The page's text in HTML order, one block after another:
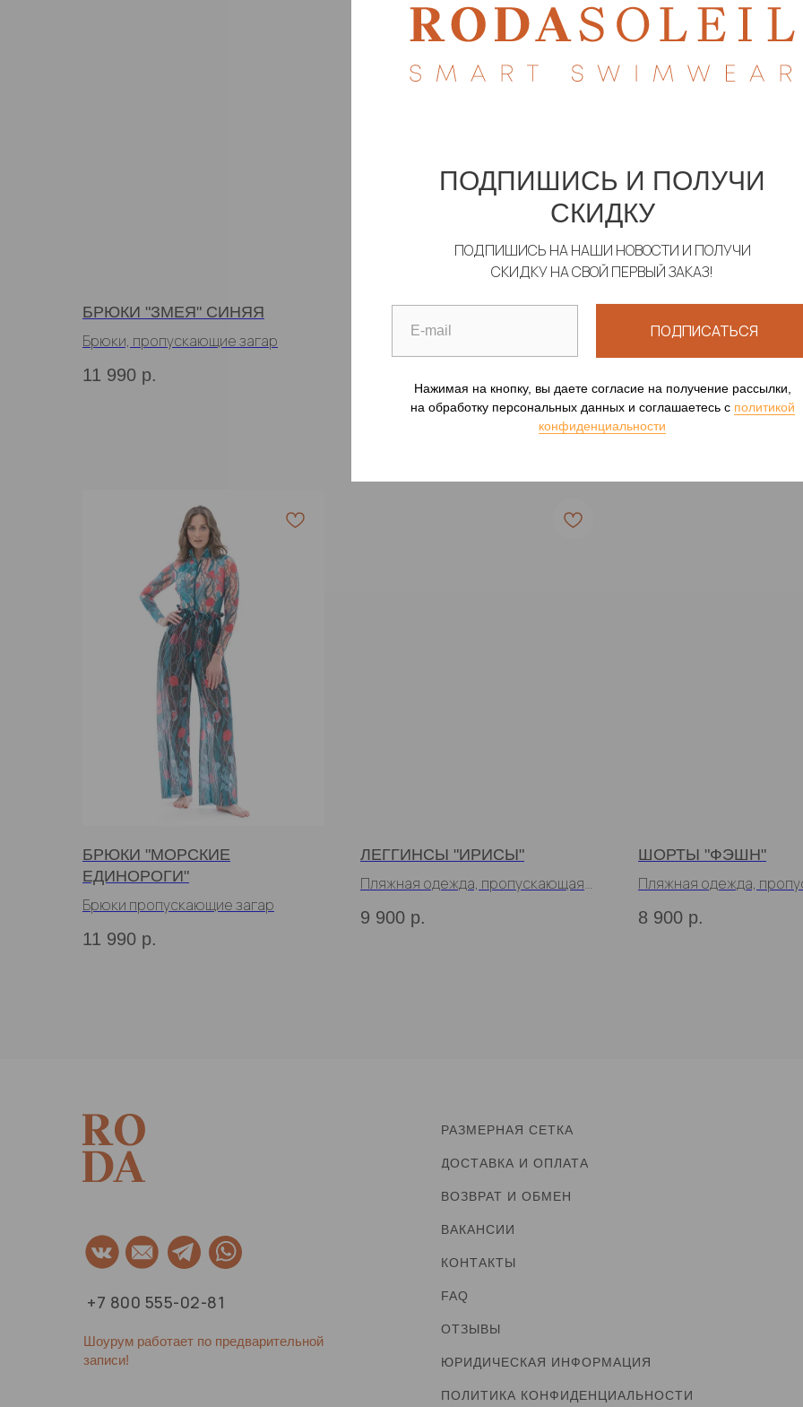
БРЮКИ "ЗМЕЯ" СИНЯЯ
Брюки, пропускающие загар
11 990 р.
Брюки, пропускающие загар
"ТУРЕЦКИЙ
Пляжная одежда,
загар
17 100 р.
БРЮКИ "МОРСКИЕ
ЕДИНОРОГИ"
Брюки пропускающие загар
11 990 р.
ЛЕГГИНСЫ "ИРИСЫ"
Пляжная одежда, пропускающая
9 900 р.
ШОРТЫ "ФЭШН"
Пляжная одежда,
8 900 р.
+7 800 555-02-81
ПОЛИТИКА КОНФИДЕНЦИАЛЬНОСТИ
ЮРИДИЧЕСКАЯ ИНФОРМАЦИЯ
РАЗМЕРНАЯ СЕТКА
ДОСТАВКА И ОПЛАТА
КОНТАКТЫ
FAQ
ОТЗЫВЫ
ВОЗВРАТ И ОБМЕН
ВАКАНСИИ
Шоурум работает по предварительной
записи!
ПОДПИШИСЬ И ПОЛУЧИ
СКИДКУ
ПОДПИШИСЬ НА НАШИ НОВОСТИ И ПОЛУЧИ
СКИДКУ НА СВОЙ ПЕРВЫЙ ЗАКАЗ!
ПОДПИСАТЬСЯ
Нажимая на кнопку, вы даете согласие на получение рассылки,
на обработку персональных данных и соглашаетесь c политикой
конфиденциальности